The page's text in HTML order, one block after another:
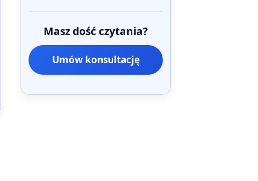
Masz dość czytania?
Umów konsultację